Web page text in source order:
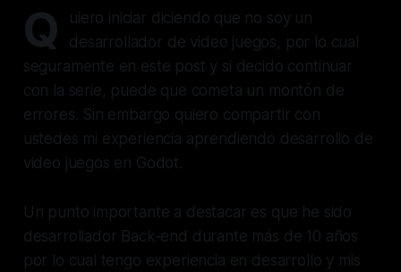
Q
uiero iniciar diciendo que no soy un
desarrollador de video juegos, por lo cual
seguramente en este post y si decido continuar
con la serie, puede que cometa un montón de
errores. Sin embargo quiero compartir con
ustedes mi experiencia aprendiendo desarrollo de
video juegos en Godot.
Un punto importante a destacar es que he sido
desarrollador Back-end durante más de 10 años
por lo cual tengo experiencia en desarrollo y mis